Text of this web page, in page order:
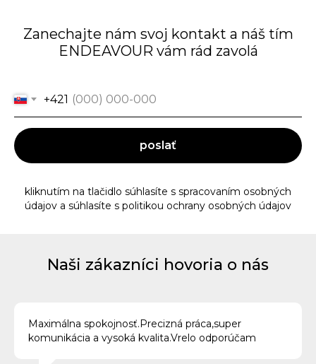
Zanechajte nám svoj kontakt a náš tím
ENDEAVOUR vám rád zavolá
+421
poslať
kliknutím na tlačidlo súhlasíte s spracovaním osobných
údajov a súhlasíte s politikou ochrany osobných údajov
Naši zákazníci hovoria o nás
Maximálna spokojnosť.Precizná práca,super
komunikácia a vysoká kvalita.Vrelo odporúčam